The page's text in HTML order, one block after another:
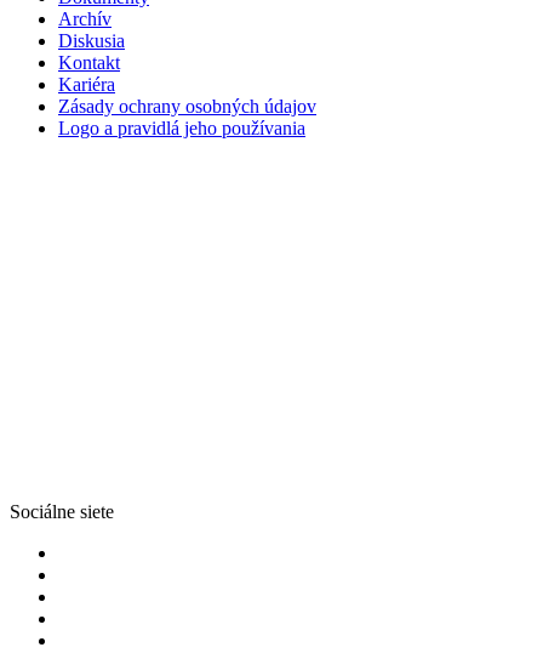
Archív
Diskusia
Kontakt
Kariéra
Zásady ochrany osobných údajov
Logo a pravidlá jeho používania
Sociálne siete